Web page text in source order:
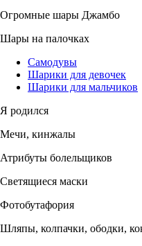
Огромные шары Джамбо
Шары на палочках
Самодувы
Шарики для девочек
Шарики для мальчиков
Я родился
Мечи, кинжалы
Атрибуты болельщиков
Светящиеся маски
Фотобутафория
Шляпы, колпачки, ободки,